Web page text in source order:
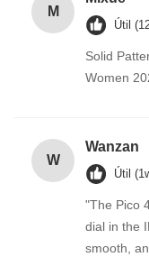
M
Útil
Solid
Women
W
Wanzan
Útil
"The Pico
dial in the
smooth,